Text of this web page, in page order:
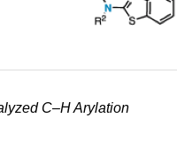
C–H Arylation